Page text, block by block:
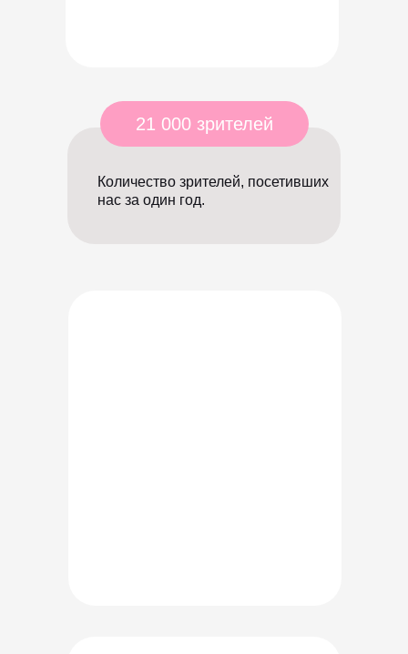
Количество зрителей, посетивших
нас за один год.
21 000 зрителей